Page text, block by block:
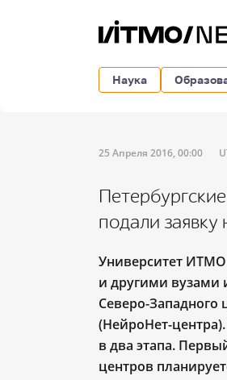
Наука
25 Апреля 2016, 00:00
подали
Университет ИТМО
и другими вузами
Северо-Западного
(НейроНет-
в два этапа.
центров